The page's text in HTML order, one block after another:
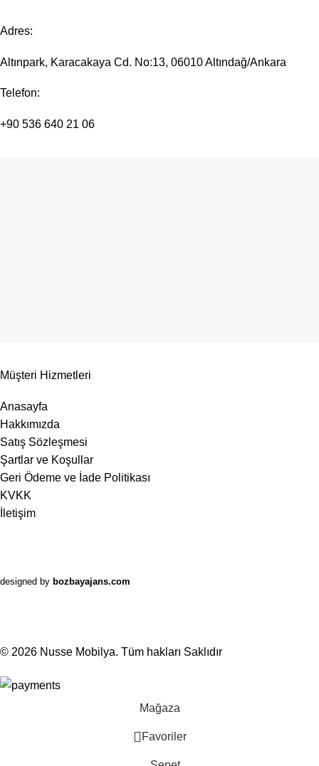
Adres:
Altınpark, Karacakaya Cd. No:13, 06010 Altındağ/Ankara
Telefon:
+90 536 640 21 06
Müşteri Hizmetleri
Anasayfa
Hakkımızda
Satış Sözleşmesi
Şartlar ve Koşullar
Geri Ödeme ve İade Politikası
KVKK
İletişim
designed by bozbayajans.com
© 2026 Nusse Mobilya. Tüm hakları Saklıdır
Mağaza
Favoriler